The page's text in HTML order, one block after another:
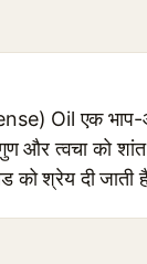
Oil एक भाप-
और त्वचा को
को श्रेय दी जाती